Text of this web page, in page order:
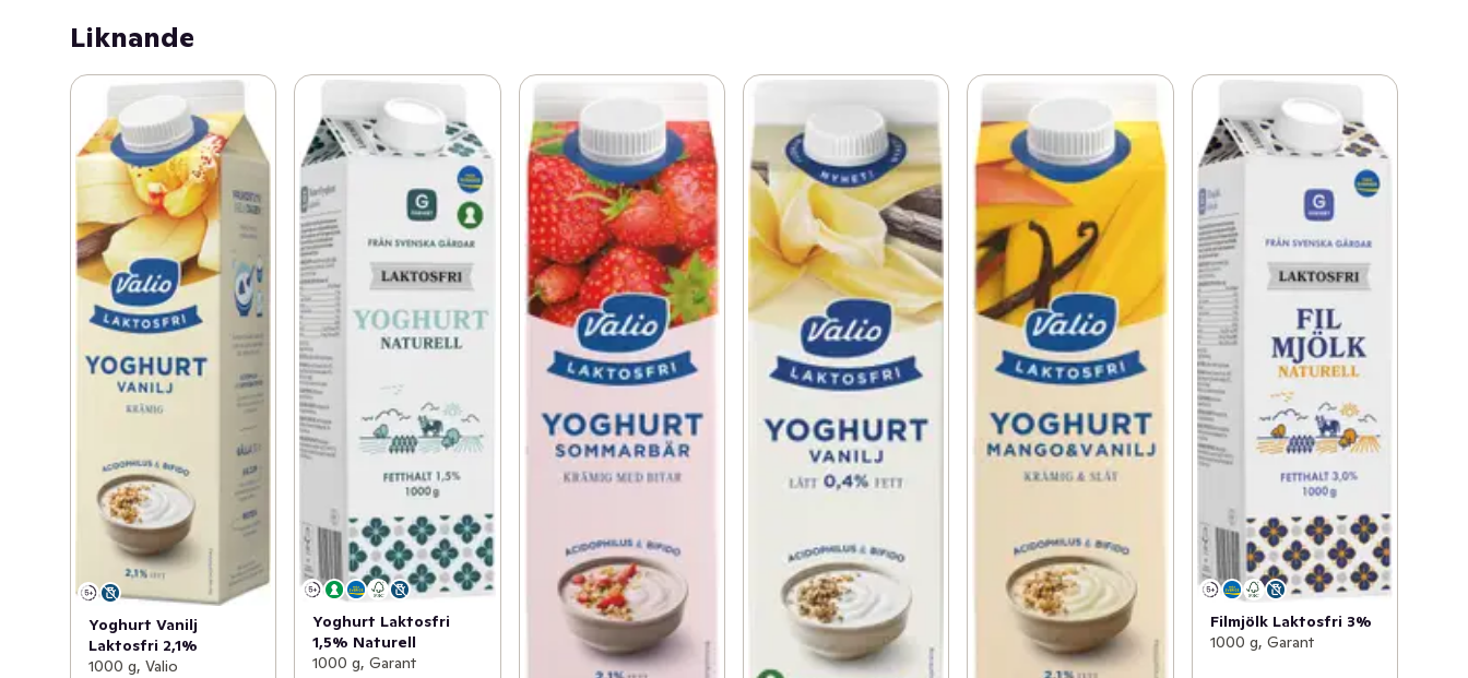
Liknande
Yoghurt Vanilj
Laktosfri 2,1%
1000 g, Valio
Yoghurt Laktosfri
1,5% Naturell
1000 g, Garant
Filmjölk Laktosfri 3%
1000 g, Garant